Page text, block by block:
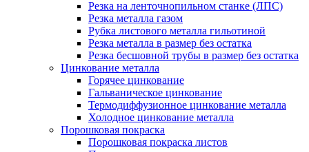
Резка на ленточнопильном станке (ЛПС)
Резка металла газом
Рубка листового металла гильотиной
Резка металла в размер без остатка
Резка бесшовной трубы в размер без остатка
Цинкование металла
Горячее цинкование
Гальваническое цинкование
Термодиффузионное цинкование металла
Холодное цинкование металла
Порошковая покраска
Порошковая покраска листов